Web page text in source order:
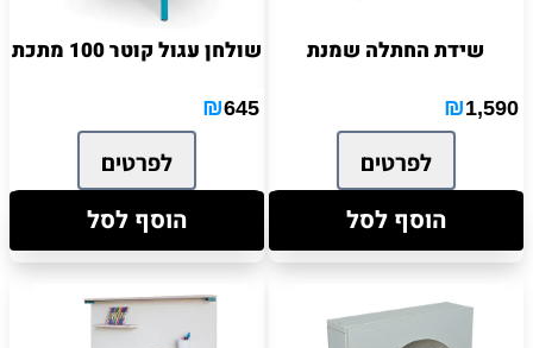
שידת החתלה שמנת
₪1,590
לפרטים
הוסף לסל
שולחן עגול קוטר 100 מתכת
₪645
לפרטים
הוסף לסל